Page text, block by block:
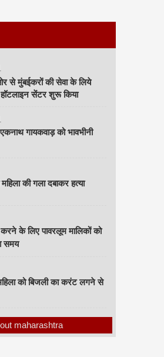
से मुंबईकरों की सेवा के लिये
सेंटर शुरू किया
गायकवाड़ को भावभीनी
की गला दबाकर हत्या
के लिए पावरलूम मालिकों को
समय
को बिजली का करंट लगने से
maharashtra